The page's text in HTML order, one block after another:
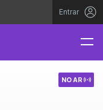
Entrar
NO AR